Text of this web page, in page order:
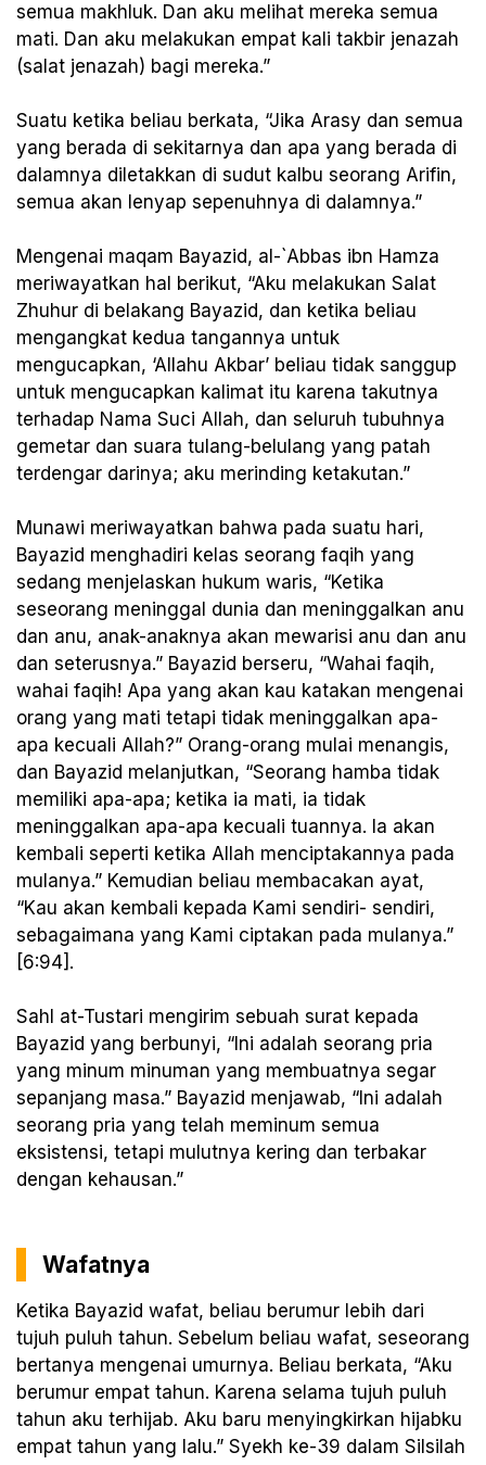
semua makhluk. Dan aku melihat mereka semua
mati. Dan aku melakukan empat kali takbir jenazah
(salat jenazah) bagi mereka.”
Suatu ketika beliau berkata, “Jika Arasy dan semua
yang berada di sekitarnya dan apa yang berada di
dalamnya diletakkan di sudut kalbu seorang Arifin,
semua akan lenyap sepenuhnya di dalamnya.”
Mengenai maqam Bayazid, al-`Abbas ibn Hamza
meriwayatkan hal berikut, “Aku melakukan Salat
Zhuhur di belakang Bayazid, dan ketika beliau
mengangkat kedua tangannya untuk
mengucapkan, ‘Allahu Akbar’ beliau tidak sanggup
untuk mengucapkan kalimat itu karena takutnya
terhadap Nama Suci Allah, dan seluruh tubuhnya
gemetar dan suara tulang-belulang yang patah
terdengar darinya; aku merinding ketakutan.”
Munawi meriwayatkan bahwa pada suatu hari,
Bayazid menghadiri kelas seorang faqih yang
sedang menjelaskan hukum waris, “Ketika
seseorang meninggal dunia dan meninggalkan anu
dan anu, anak-anaknya akan mewarisi anu dan anu
dan seterusnya.” Bayazid berseru, “Wahai faqih,
wahai faqih! Apa yang akan kau katakan mengenai
orang yang mati tetapi tidak meninggalkan apa-
apa kecuali Allah?” Orang-orang mulai menangis,
dan Bayazid melanjutkan, “Seorang hamba tidak
memiliki apa-apa; ketika ia mati, ia tidak
meninggalkan apa-apa kecuali tuannya. Ia akan
kembali seperti ketika Allah menciptakannya pada
mulanya.” Kemudian beliau membacakan ayat,
“Kau akan kembali kepada Kami sendiri- sendiri,
sebagaimana yang Kami ciptakan pada mulanya.”
[6:94].
Sahl at-Tustari mengirim sebuah surat kepada
Bayazid yang berbunyi, “Ini adalah seorang pria
yang minum minuman yang membuatnya segar
sepanjang masa.” Bayazid menjawab, “Ini adalah
seorang pria yang telah meminum semua
eksistensi, tetapi mulutnya kering dan terbakar
dengan kehausan.”
Wafatnya
Ketika Bayazid wafat, beliau berumur lebih dari
tujuh puluh tahun. Sebelum beliau wafat, seseorang
bertanya mengenai umurnya. Beliau berkata, “Aku
berumur empat tahun. Karena selama tujuh puluh
tahun aku terhijab. Aku baru menyingkirkan hijabku
empat tahun yang lalu.” Syekh ke-39 dalam Silsilah